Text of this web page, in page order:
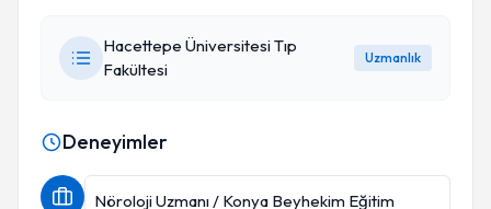
Hacettepe Üniversitesi Tıp
Fakültesi
Uzmanlık
Deneyimler
Nöroloji Uzmanı / Konya Beyhekim Eğitim